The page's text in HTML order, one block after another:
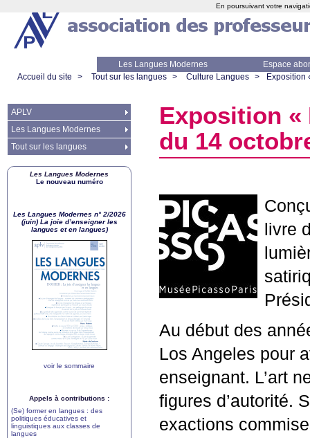
Les Langues Modernes
Espace
Accueil du site
> Tout sur les langues > Culture Langues > Exposition
Exposition «
du 14
livre
Au début des
Los Angeles pour
enseignant. L’art
figures d’autorité.
exactions
APLV
Les Langues Modernes
Tout sur les langues
Les Langues Modernes
Le nouveau numéro
Les Langues Modernes n° 2/2026
(juin) La joie d’enseigner les
langues et en langues)
voir le sommaire
Appels à contributions :
(Se) former en langues : des
politiques éducatives et
linguistiques aux classes de
langues
En poursuivant votre